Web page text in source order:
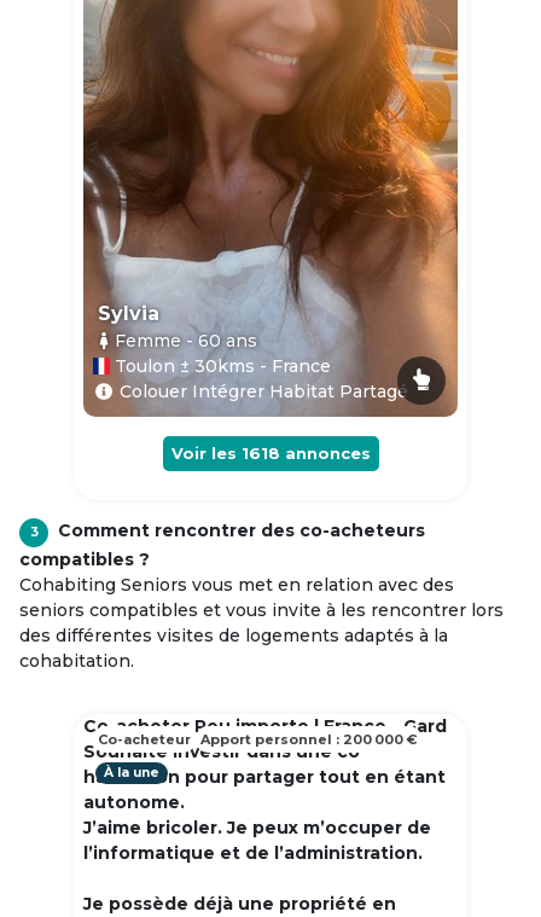
Sylvia
Femme - 60ans
Toulon ± 30kms - France
Colouer Intégrer Habitat Partagé
Voir les 1618 annonces
3
Comment rencontrer des co-acheteurs
compatibles ?
Cohabiting Seniors vous met en relation avec des
seniors compatibles et vous invite à les rencontrer lors
des différentes visites de logements adaptés à la
cohabitation.
Co-acheter Peu importe | France - Gard
Souhaite investir dans une co
habitation pour partager tout en étant
autonome.
J’aime bricoler. Je peux m’occuper de
l’informatique et de l’administration.
Je possède déjà une propriété en
À la une
Co-acheteur Apport personnel : 200 000 €